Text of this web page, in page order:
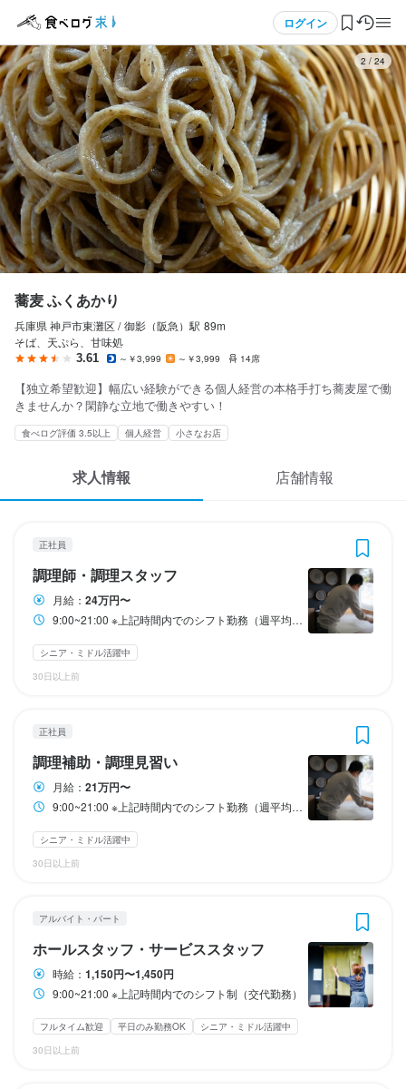
ログイン
ログイン・無料会員登録
食べログ求人TOP
求人検索
マイページ管理
気になる求人
検索履歴・保存した条件
応募履歴
スカウト・メルマガ受信設定
ヘルプ・お問い合わせフォーム
掲載をご検討の店舗様へ
食べログ求人PRESS
プライバシーポリシー
利用規約
3 / 24
蕎麦 ふくあかり
兵庫県 神戸市東灘区 / 御影（阪急） 駅 89m
そば、天ぷら、甘味処
3.61 ～￥3,999 ～￥3,999 14席
【独立希望歓迎】幅広い経験ができる個人経営の本格手打ち蕎麦屋で働
きませんか？閑静な立地で働きやすい！
食べログ評価 3.5以上 個人経営 小さなお店
求人情報 店舗情報
正社員
調理師・調理スタッフ
月給： 24万円〜
9:00~21:00 ※上記時間内でのシフト勤務（週平均44時間以内：1ヶ月単位での変形労働時間制）
シニア・ミドル活躍中
30日以上前
正社員
調理補助・調理見習い
月給： 21万円〜
9:00~21:00 ※上記時間内でのシフト勤務（週平均44時間以内：1ヶ月単位での変形労働時間制）
シニア・ミドル活躍中
30日以上前
アルバイト・パート
ホールスタッフ・サービススタッフ
時給： 1,150円〜1,450円
9:00~21:00 ※上記時間内でのシフト制（交代勤務）
フルタイム歓迎 平日のみ勤務OK
シニア・ミドル活躍中
30日以上前
蕎麦 ふくあかり
調理師・調理スタッフ
月給240,000円〜
昇給あり 交通費支給
給与補足
以上
勤務時間
9:00~21:00
※上記時間内でのシフト勤務（週平均44時間以内：1ヶ月単位での
休日・休暇
月５～６日休み（連休有り）／夏季休暇４日ほど／年末年始休暇
５日ほど
夏季休暇あり
応募画面へ進む
蕎麦 ふくあかり
調理補助・調理見習い
月給210,000円〜
昇給あり 交通費支給
試用期間
は、一定の試用期間を設けることも行っております。その際はア
ルバイト・パートの時間給を適用いたします。ご相談ください。
給与補足
交通費支給：必要な通勤定期代を支給いたします。
※短時間正社員の雇用も行っております。月給160,000～180,000
以上
（週平均33時間以内：1ヶ月単位での変形労働時間制）
9:00~21:00
※上記時間内でのシフト勤務（週平均44時間以内：1ヶ月単位での
変形労働時間制）
ランチタイムのみ勤務OK 時短社員制度あり 残業月20時間以下
長期勤務歓迎
応募画面へ進む
アルバイト・パート 蕎麦 ふくあかり
ホールスタッフ・サービススタッフ
時給1,150円〜1,450円
昇給あり 交通費支給 扶養内勤務OK
給与補足
勤務時間
9:00~21:00
※上記時間内でのシフト制（交代勤務）
ランチタイムのみ勤務OK
時短社員制度あり
残業月20時間以下
週4日以上OK
休日・休暇
半月ごとのシフト制
平日のみ勤務OK(土日休み) 土日祝のみ勤務OK 夏季休暇あり 年末年始休暇あり
待遇
応募画面へ進む
アルバイト・パート 蕎麦 ふくあかり
調理補助・調理見習い
時給1,150円〜1,450円
昇給あり 交通費支給 扶養内勤務OK
給与補足
勤務時間
9:00~21:00
※上記時間内でのシフト制（交代勤務）
ランチタイムのみ勤務OK
時短社員制度あり
残業月20時間以下
週4日以上OK
休日・休暇
半月ごとのシフト制
平日のみ勤務OK(土日休み) 土日祝のみ勤務OK 夏季休暇あり 年末年始休暇あり
待遇
応募画面へ進む